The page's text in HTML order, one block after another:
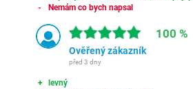
Nemám co bych napsal
100 %
Ověřený zákazník
před 3 dny
levný